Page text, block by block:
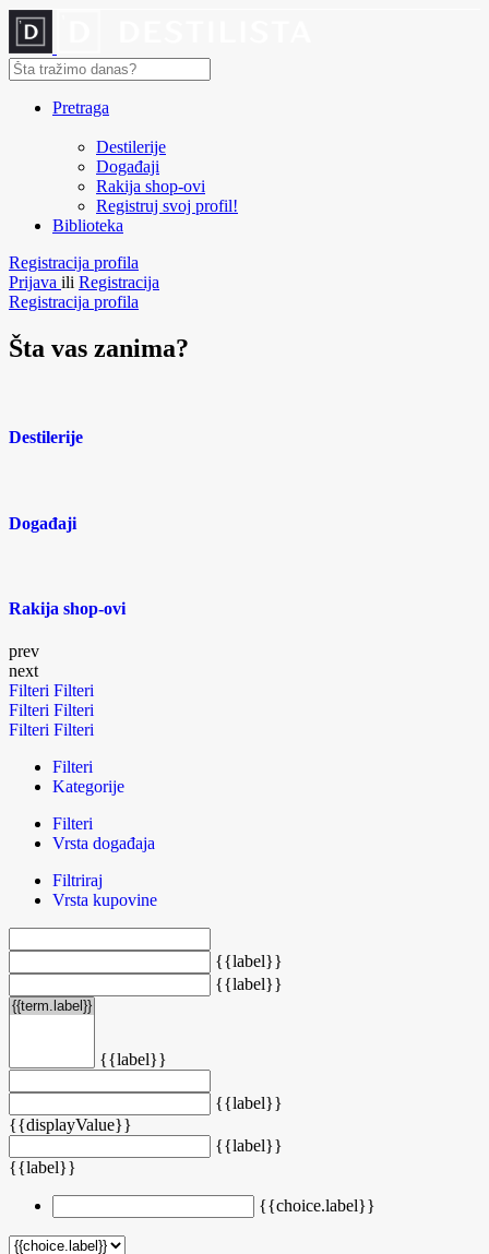
Pretraga
Destilerije
Događaji
Rakija shop-ovi
Registruj svoj profil!
Biblioteka
Registracija profila
Prijava ili Registracija
Registracija profila
Šta vas zanima?
Destilerije
Događaji
Rakija shop-ovi
prev
next
Filteri Filteri
Filteri Filteri
Filteri Filteri
Filteri
Kategorije
Filteri
Vrsta događaja
Filtriraj
Vrsta kupovine
{{label}}
{{label}}
{{label}}
{{label}}
{{displayValue}}
{{label}}
{{label}}
{{choice.label}}